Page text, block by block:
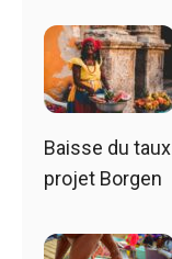
Baisse du
projet Borgen